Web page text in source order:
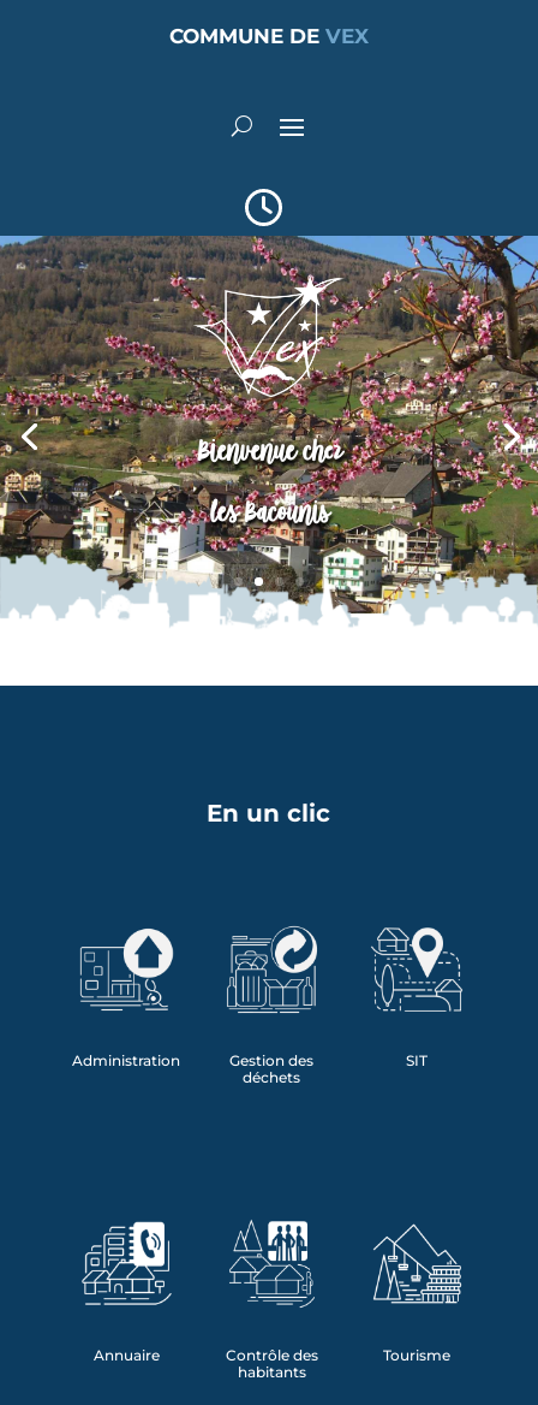
COMMUNE DE VEX
Bienvenue chez
les Bacounis
En un clic
Administration
Gestion des
déchets
SIT
Annuaire
Contrôle des
habitants
Tourisme